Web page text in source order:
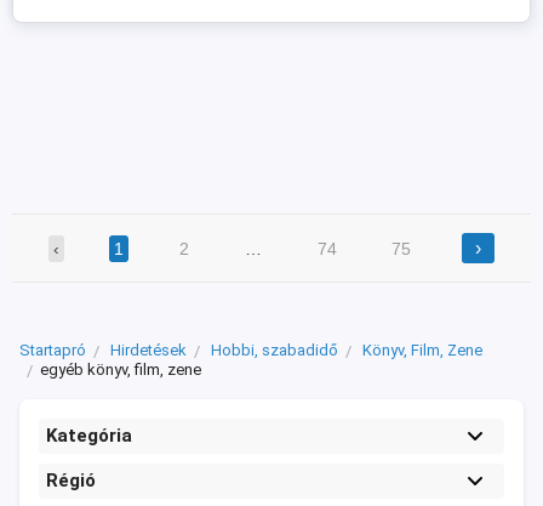
‹ 1 2 74 75 ›
Startapró Hirdetések Hobbi, szabadidő
Könyv, Film, Zene
egyéb könyv, film, zene
Kategória
Régió